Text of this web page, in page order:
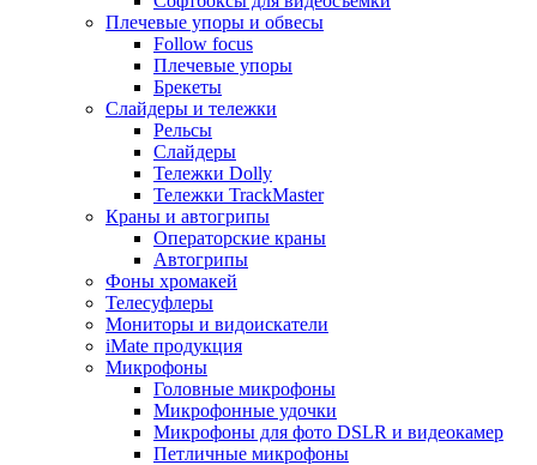
Плечевые упоры и обвесы
Follow focus
Плечевые упоры
Брекеты
Слайдеры и тележки
Рельсы
Слайдеры
Тележки Dolly
Тележки TrackMaster
Краны и автогрипы
Операторские краны
Автогрипы
Фоны хромакей
Телесуфлеры
Мониторы и видоискатели
iMate продукция
Микрофоны
Головные микрофоны
Микрофонные удочки
Микрофоны для фото DSLR и видеокамер
Петличные микрофоны